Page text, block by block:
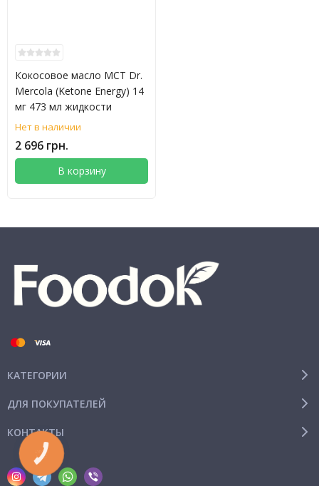
Кокосовое масло МСТ Dr.
Mercola (Ketone Energy) 14
мг 473 мл жидкости
Нет в наличии
2 696 грн.
В корзину
КАТЕГОРИИ
ДЛЯ ПОКУПАТЕЛЕЙ
КОНТАКТЫ
КНОПКА
СВЯЗИ